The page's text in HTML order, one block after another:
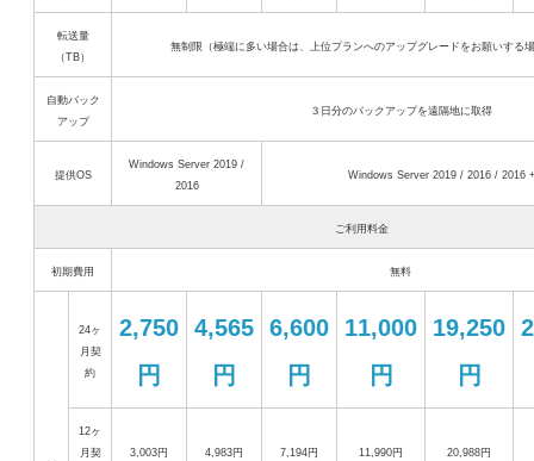
転送量
（TB）
無制限（極端に多い場合は、上位プランへのアップグレードをお願いする
自動バック
アップ
３日分のバックアップを遠隔地に取得
提供OS
Windows Server 2019 /
2016
Windows Server 2019 / 2016 / 2016
ご利用料金
初期費用 無料
24ヶ
月契
約
2,750
円
4,565
円
6,600
円
11,000
円
19,250
円
12ヶ
月契
3,003円 4,983円 7,194円 11,990円 20,988円